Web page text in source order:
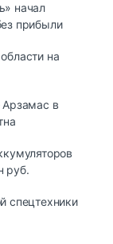
начал
прибыли
на
в
руб.
спецтехники